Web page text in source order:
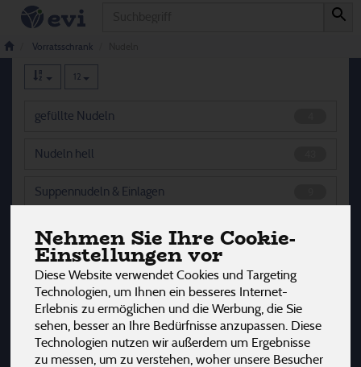
Nehmen Sie Ihre Cookie-
Einstellungen vor
Diese Website verwendet Cookies und Targeting
Technologien, um Ihnen ein besseres Internet-
Erlebnis zu ermöglichen und die Werbung, die Sie
sehen, besser an Ihre Bedürfnisse anzupassen. Diese
Technologien nutzen wir außerdem um Ergebnisse
zu messen, um zu verstehen, woher unsere Besucher
Vorratsschrank
Nudeln
12
gefüllte Nudeln
Nudeln hell
Suppennudeln & Einlagen
Vollkorn Nudeln
Hersteller Ernährung Allergene